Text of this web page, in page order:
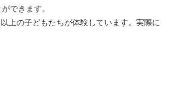
できます。
上の子どもたちが体験しています。実際に